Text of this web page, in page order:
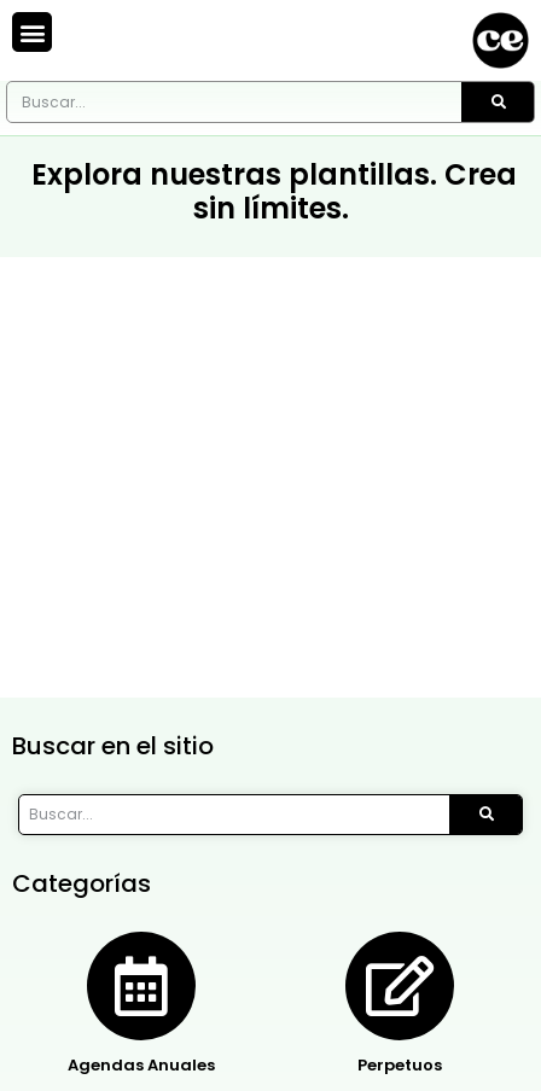
Explora nuestras plantillas. Crea
sin límites.
Buscar en el sitio
Categorías
Agendas Anuales Perpetuos